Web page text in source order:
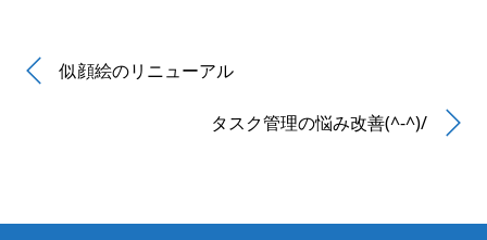
似顔絵のリニューアル
タスク管理の悩み改善(^-^)/